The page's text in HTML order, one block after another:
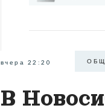
вчера 22:20
В